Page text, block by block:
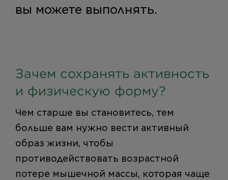
вы можете выполнять.
Зачем сохранять активность
и физическую форму?
Чем старше вы становитесь, тем
больше вам нужно вести активный
образ жизни, чтобы
противодействовать возрастной
потере мышечной массы, которая чаще